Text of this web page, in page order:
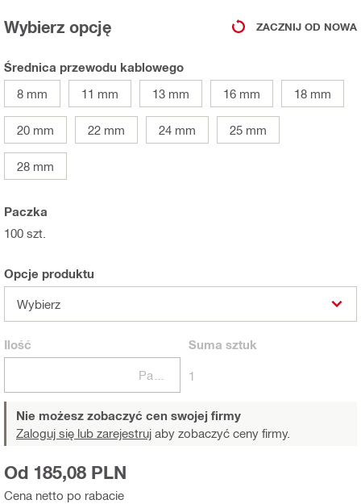
Wybierz opcję ZACZNIJ OD NOWA
Średnica przewodu kablowego
8 mm
11 mm 13 mm 16 mm 18 mm
20 mm 22 mm 24 mm 25 mm
28 mm
Paczka
100 szt.
Opcje produktu
Wybierz
Ilość Suma sztuk
1
Nie możesz zobaczyć cen swojej firmy
Zaloguj się lub zarejestruj aby zobaczyć ceny firmy.
Cena netto po rabacie
Od 185,08 PLN